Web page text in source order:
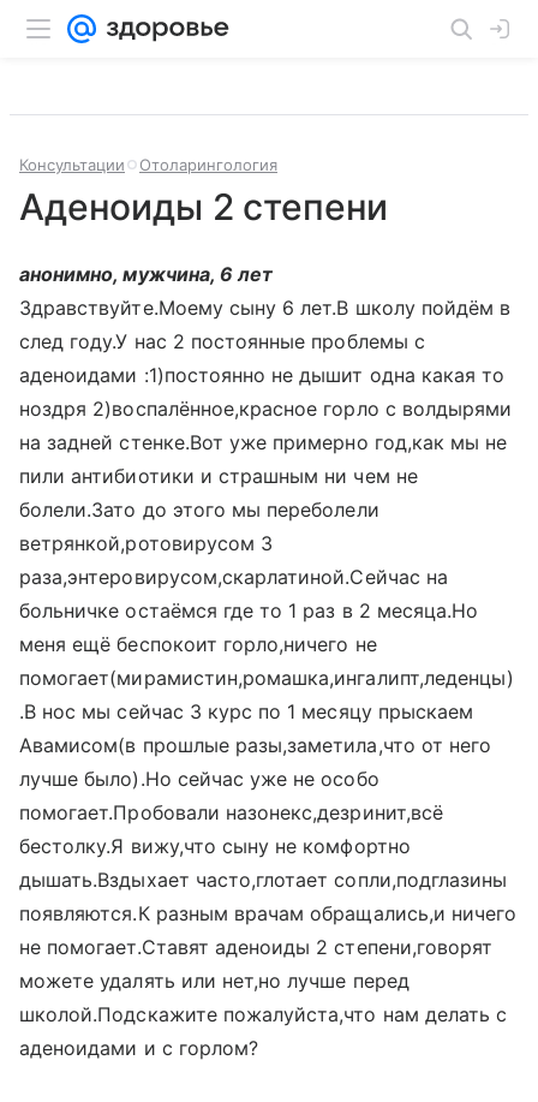
Консультации Отоларингология
Аденоиды 2 степени
анонимно, мужчина, 6 лет
Здравствуйте.Моему сыну 6 лет.В школу пойдём в
след году.У нас 2 постоянные проблемы с
аденоидами :1)постоянно не дышит одна какая то
ноздря 2)воспалённое,красное горло с волдырями
на задней стенке.Вот уже примерно год,как мы не
пили антибиотики и страшным ни чем не
болели.Зато до этого мы переболели
ветрянкой,ротовирусом 3
раза,энтеровирусом,скарлатиной.Сейчас на
больничке остаёмся где то 1 раз в 2 месяца.Но
меня ещё беспокоит горло,ничего не
помогает(мирамистин,ромашка,ингалипт,леденцы)
.В нос мы сейчас 3 курс по 1 месяцу прыскаем
Авамисом(в прошлые разы,заметила,что от него
лучше было).Но сейчас уже не особо
помогает.Пробовали назонекс,дезринит,всё
бестолку.Я вижу,что сыну не комфортно
дышать.Вздыхает часто,глотает сопли,подглазины
появляются.К разным врачам обращались,и ничего
не помогает.Ставят аденоиды 2 степени,говорят
можете удалять или нет,но лучше перед
школой.Подскажите пожалуйста,что нам делать с
аденоидами и с горлом?